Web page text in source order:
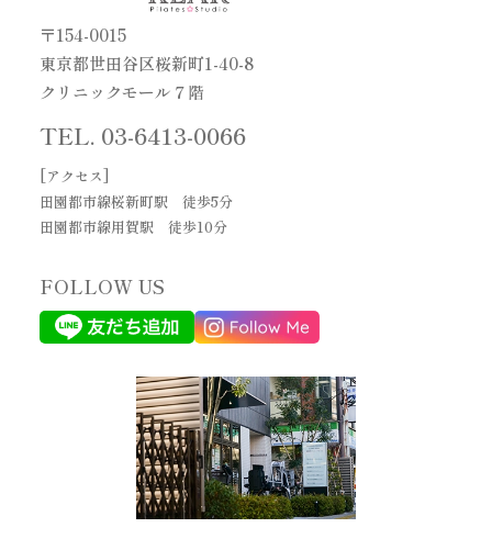
〒154-0015
東京都世田谷区桜新町1-40-8
クリニックモール７階
TEL. 03-6413-0066
[アクセス]
田園都市線桜新町駅 徒歩5分
田園都市線用賀駅 徒歩10分
FOLLOW US